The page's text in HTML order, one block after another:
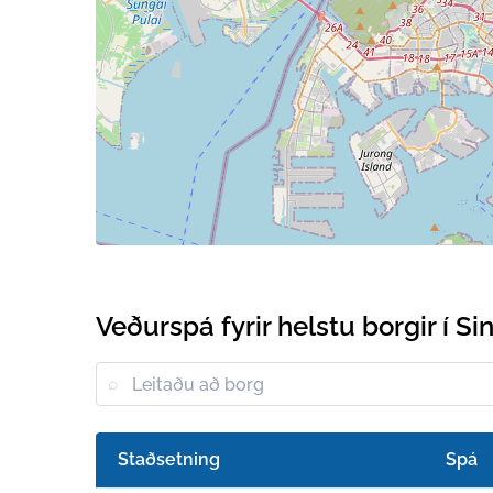
Veðurspá fyrir helstu borgir í
Staðsetning Spá